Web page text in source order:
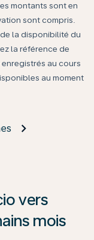
montants sont en
sont compris.
la disponibilité du
la référence de
au cours
au moment
vers
mois
sur «